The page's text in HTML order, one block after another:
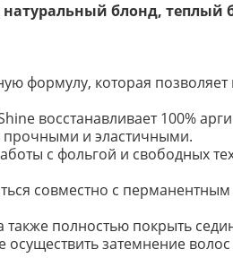
натуральный блонд, теплый
формулу, которая позволяет
восстанавливает 100%
прочными и эластичными.
с фольгой и свободных
совместно с
полностью покрыть
затемнение волос